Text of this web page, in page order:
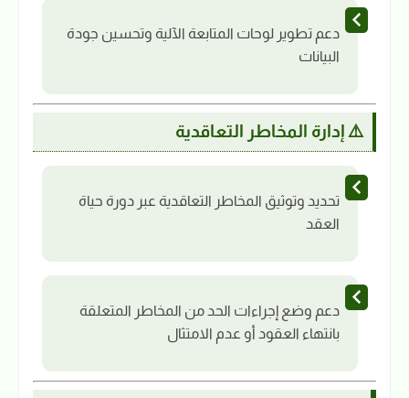
دعم تطوير لوحات المتابعة الآلية وتحسين جودة
البيانات
⚠️ إدارة المخاطر التعاقدية
تحديد وتوثيق المخاطر التعاقدية عبر دورة حياة
العقد
دعم وضع إجراءات الحد من المخاطر المتعلقة
بانتهاء العقود أو عدم الامتثال